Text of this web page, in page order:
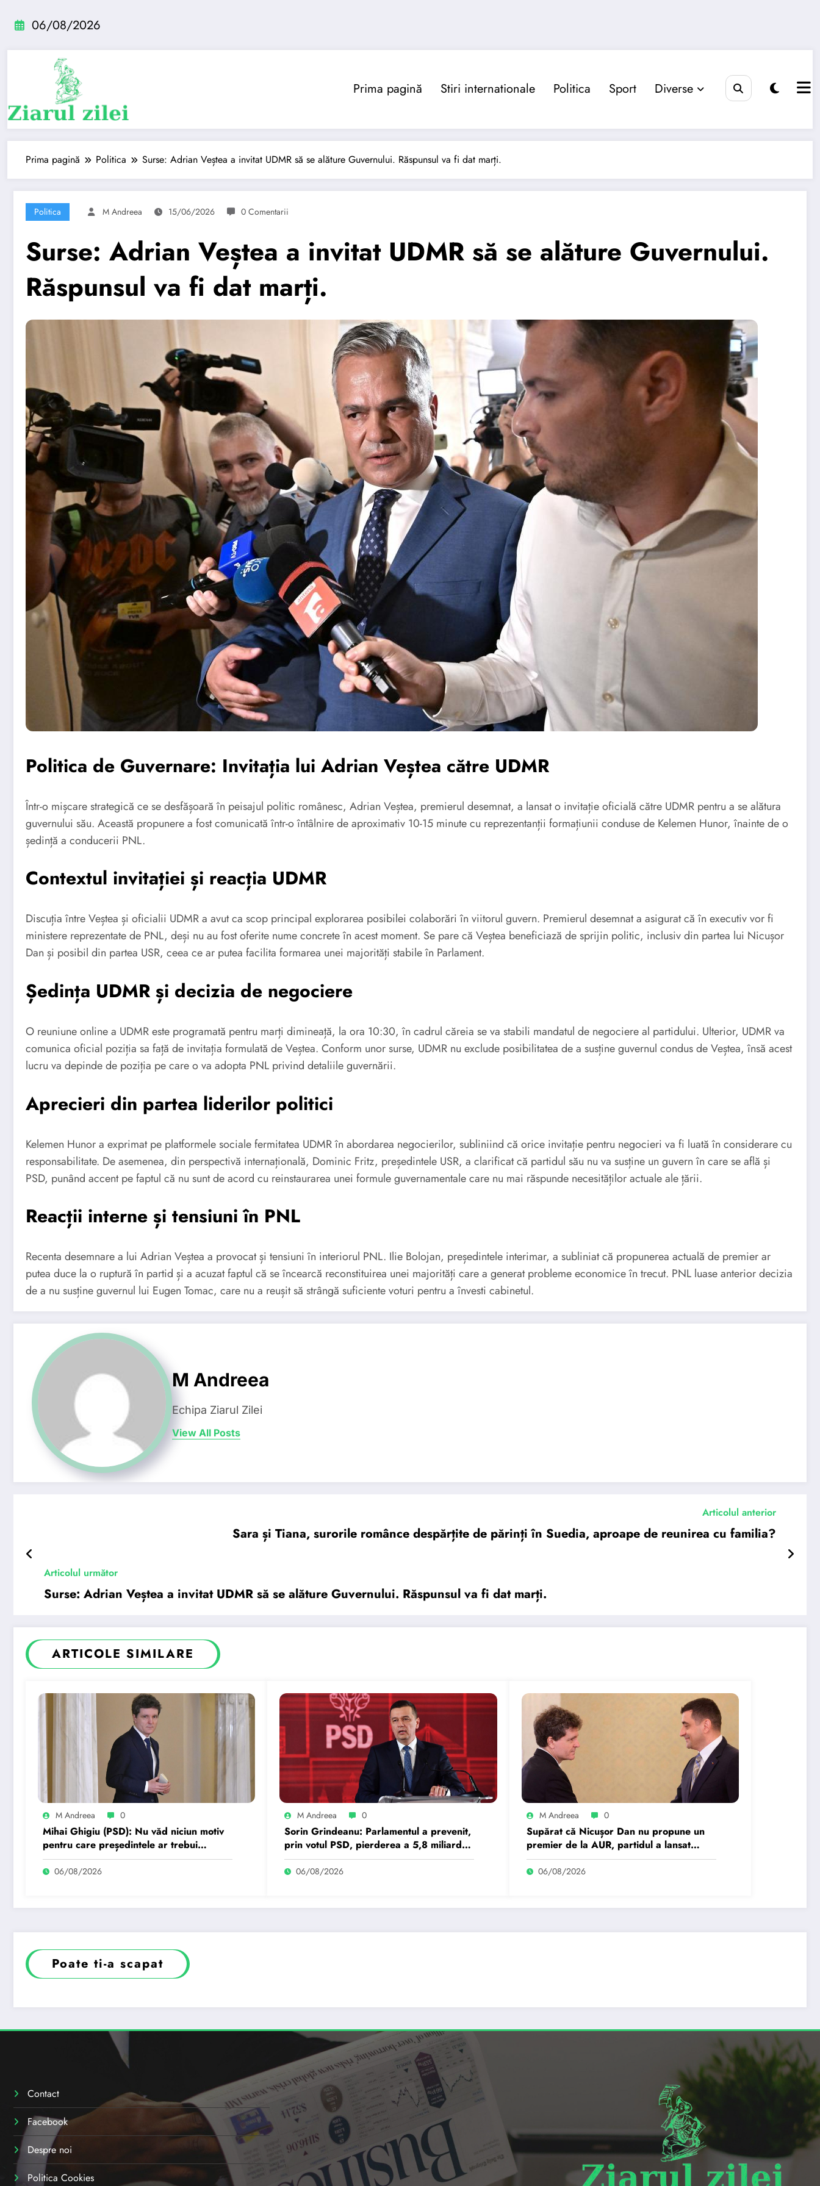
06/08/2026
Prima pagină Stiri internationale Politica Sport Diverse
Prima pagină Politica Surse: Adrian Veștea a invitat UDMR să se alăture Guvernului. Răspunsul va fi dat marți.
Politica M Andreea 15/06/2026 0 Comentarii
Surse: Adrian Veștea a invitat UDMR să se alăture Guvernului.
Răspunsul va fi dat marți.
Politica de Guvernare: Invitația lui Adrian Veștea către UDMR
Într-o mișcare strategică ce se desfășoară în peisajul politic românesc, Adrian Veștea, premierul desemnat, a lansat o invitație oficială către UDMR pentru a se alătura
guvernului său. Această propunere a fost comunicată într-o întâlnire de aproximativ 10-15 minute cu reprezentanții formațiunii conduse de Kelemen Hunor, înainte de o
ședință a conducerii PNL.
Contextul invitației și reacția UDMR
Discuția între Veștea și oficialii UDMR a avut ca scop principal explorarea posibilei colaborări în viitorul guvern. Premierul desemnat a asigurat că în executiv vor fi
ministere reprezentate de PNL, deși nu au fost oferite nume concrete în acest moment. Se pare că Veștea beneficiază de sprijin politic, inclusiv din partea lui Nicușor
Dan și posibil din partea USR, ceea ce ar putea facilita formarea unei majorități stabile în Parlament.
Ședința UDMR și decizia de negociere
O reuniune online a UDMR este programată pentru marți dimineață, la ora 10:30, în cadrul căreia se va stabili mandatul de negociere al partidului. Ulterior, UDMR va
comunica oficial poziția sa față de invitația formulată de Veștea. Conform unor surse, UDMR nu exclude posibilitatea de a susține guvernul condus de Veștea, însă acest
lucru va depinde de poziția pe care o va adopta PNL privind detaliile guvernării.
Aprecieri din partea liderilor politici
Kelemen Hunor a exprimat pe platformele sociale fermitatea UDMR în abordarea negocierilor, subliniind că orice invitație pentru negocieri va fi luată în considerare cu
responsabilitate. De asemenea, din perspectivă internațională, Dominic Fritz, președintele USR, a clarificat că partidul său nu va susține un guvern în care se află și
PSD, punând accent pe faptul că nu sunt de acord cu reinstaurarea unei formule guvernamentale care nu mai răspunde necesităților actuale ale țării.
Reacții interne și tensiuni în PNL
Recenta desemnare a lui Adrian Veștea a provocat și tensiuni în interiorul PNL. Ilie Bolojan, președintele interimar, a subliniat că propunerea actuală de premier ar
putea duce la o ruptură în partid și a acuzat faptul că se încearcă reconstituirea unei majorități care a generat probleme economice în trecut. PNL luase anterior decizia
de a nu susține guvernul lui Eugen Tomac, care nu a reușit să strângă suficiente voturi pentru a învesti cabinetul.
M Andreea
Echipa Ziarul Zilei
View All Posts
Articolul anterior
Sara și Tiana, surorile românce despărțite de părinți în Suedia, aproape de reunirea cu familia?
Articolul următor
Surse: Adrian Veștea a invitat UDMR să se alăture Guvernului. Răspunsul va fi dat marți.
ARTICOLE SIMILARE
M Andreea 0
Mihai Ghigiu (PSD): Nu văd niciun motiv
pentru care președintele ar trebui
suspendat.
06/08/2026
M Andreea 0
Sorin Grindeanu: Parlamentul a prevenit,
prin votul PSD, pierderea a 5,8 miliarde
de euro din PNRR
06/08/2026
M Andreea 0
Supărat că Nicușor Dan nu propune un
premier de la AUR, partidul a lansat
„platforma pentru…
06/08/2026
Poate ti-a scapat
Contact
Facebook
Despre noi
Politica Cookies